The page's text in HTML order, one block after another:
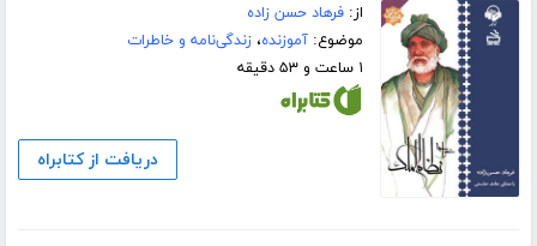
از:فرهاد حسن زاده
موضوع:آموزنده،زندگی‌نامه و خاطرات
۱ ساعت و ۵۳ دقیقه
دریافت از کتابراه